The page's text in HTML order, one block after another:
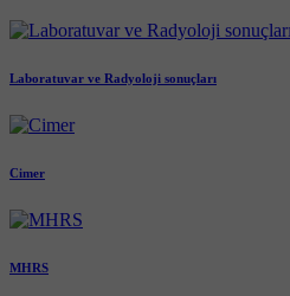
Laboratuvar ve Radyoloji sonuçları
Cimer
MHRS